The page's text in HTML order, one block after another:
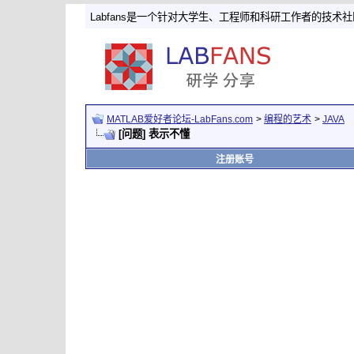
Labfans是一个针对大学生、工程师和科研工作者的技术社
MATLAB爱好者论坛-LabFans.com > 编程的艺术 > JAVA
[问题] 表示不懂
注册账号